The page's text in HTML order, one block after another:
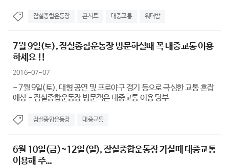
잠실종합운동장 콘서트 대중교통 워터밤
7월 9일(토), 잠실종합운동장 방문하실때 꼭 대중교통 이용
하세요 !!
2016-07-07
- 7월 9일(토), 대형 공연 및 프로야구 경기 등으로 극심한 교통 혼잡
예상 - 잠실종합운동장 방문객은 대중교통 이용 당부
잠실종합운동장 대중교통
6월 10일(금)~12일(일), 잠실종합운동장 가실때 대중교통
이용해 주...